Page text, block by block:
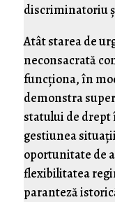
discriminatoriu
Atât starea de
neconsacrată
funcţiona, în
demonstra
statului de
gestiunea
oportunitate de
flexibilitatea
paranteză